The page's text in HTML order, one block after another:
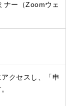
ナー（Zoomウェ
クセスし、「申